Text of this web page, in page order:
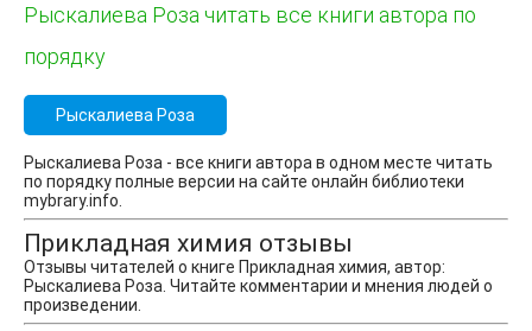
Рыскалиева Роза читать все книги автора по
порядку
Рыскалиева Роза
Рыскалиева Роза - все книги автора в одном месте читать
по порядку полные версии на сайте онлайн библиотеки
mybrary.info.
Прикладная химия отзывы
Отзывы читателей о книге Прикладная химия, автор:
Рыскалиева Роза. Читайте комментарии и мнения людей о
произведении.